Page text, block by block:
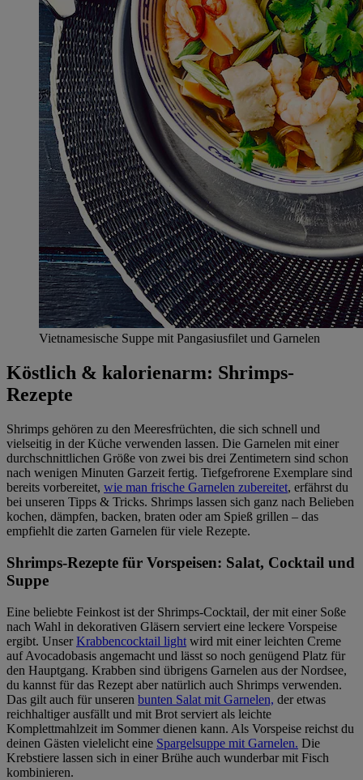
Vietnamesische Suppe mit Pangasiusfilet und Garnelen
Köstlich & kalorienarm: Shrimps-
Rezepte
Shrimps gehören zu den Meeresfrüchten, die sich schnell und
vielseitig in der Küche verwenden lassen. Die Garnelen mit einer
durchschnittlichen Größe von zwei bis drei Zentimetern sind schon
nach wenigen Minuten Garzeit fertig. Tiefgefrorene Exemplare sind
bereits vorbereitet, wie man frische Garnelen zubereitet, erfährst du
bei unseren Tipps & Tricks. Shrimps lassen sich ganz nach Belieben
kochen, dämpfen, backen, braten oder am Spieß grillen – das
empfiehlt die zarten Garnelen für viele Rezepte.
Shrimps-Rezepte für Vorspeisen: Salat, Cocktail und
Suppe
Eine beliebte Feinkost ist der Shrimps-Cocktail, der mit einer Soße
nach Wahl in dekorativen Gläsern serviert eine leckere Vorspeise
ergibt. Unser Krabbencocktail light wird mit einer leichten Creme
auf Avocadobasis angemacht und lässt so noch genügend Platz für
den Hauptgang. Krabben sind übrigens Garnelen aus der Nordsee,
du kannst für das Rezept aber natürlich auch Shrimps verwenden.
Das gilt auch für unseren bunten Salat mit Garnelen, der etwas
reichhaltiger ausfällt und mit Brot serviert als leichte
Komplettmahlzeit im Sommer dienen kann. Als Vorspeise reichst du
deinen Gästen vielelicht eine Spargelsuppe mit Garnelen. Die
Krebstiere lassen sich in einer Brühe auch wunderbar mit Fisch
kombinieren.